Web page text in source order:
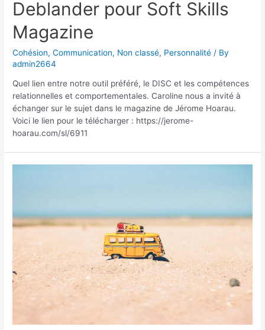
Deblander pour Soft Skills
Magazine
Cohésion,Communication, Non classé, Personnalité / By
admin2664
Quel lien entre notre outil préféré, le DISC et les compétences
relationnelles et comportementales. Caroline nous a invité à
échanger sur le sujet dans le magazine de Jérome Hoarau.
Voici le lien pour le télécharger : https://jerome-
hoarau.com/sl/6911